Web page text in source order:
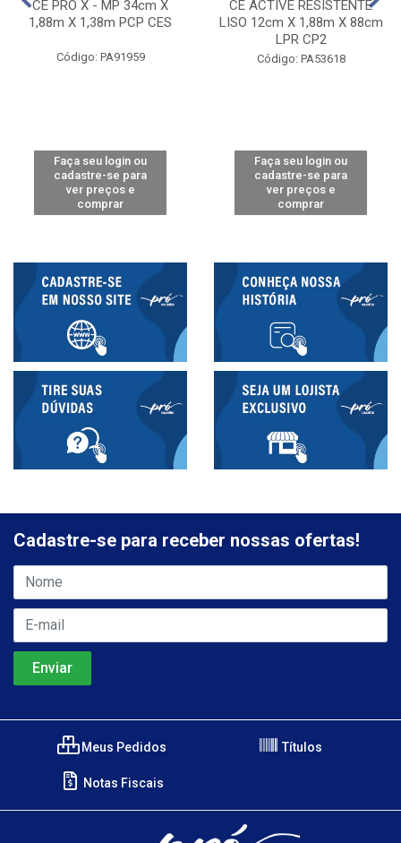
CE PRO X - MP 34cm X
1,88m X 1,38m PCP CES
Código: PA91959
Faça seu login ou
cadastre-se para
ver preços e
comprar
CE ACTIVE RESISTENTE
LISO 12cm X 1,88m X 88cm
LPR CP2
Código: PA53618
Faça seu login ou
cadastre-se para
ver preços e
comprar
Cadastre-se para receber nossas ofertas!
Meus Pedidos Títulos
Notas Fiscais